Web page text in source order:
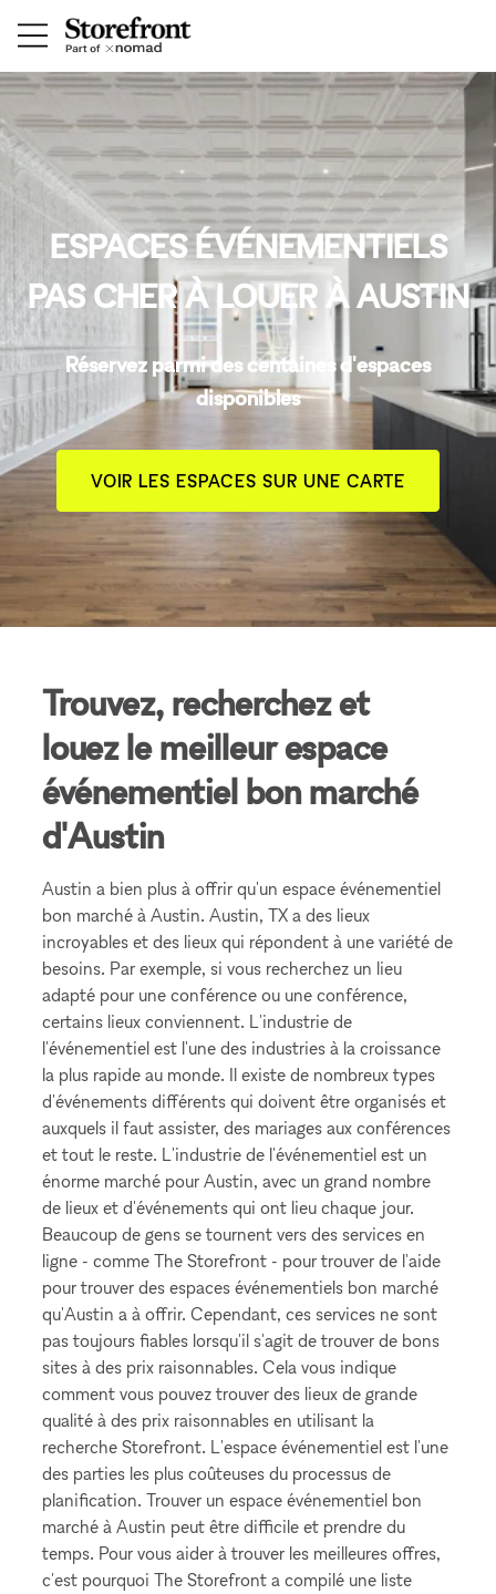
ESPACES ÉVÉNEMENTIELS
PAS CHER À LOUER À AUSTIN
Réservez parmi des centaines d'espaces
disponibles
VOIR LES ESPACES SUR UNE CARTE
Trouvez, recherchez et
louez le meilleur espace
événementiel bon marché
d'Austin
Austin a bien plus à offrir qu'un espace événementiel
bon marché à Austin. Austin, TX a des lieux
incroyables et des lieux qui répondent à une variété de
besoins. Par exemple, si vous recherchez un lieu
adapté pour une conférence ou une conférence,
certains lieux conviennent. L'industrie de
l'événementiel est l'une des industries à la croissance
la plus rapide au monde. Il existe de nombreux types
d'événements différents qui doivent être organisés et
auxquels il faut assister, des mariages aux conférences
et tout le reste. L'industrie de l'événementiel est un
énorme marché pour Austin, avec un grand nombre
de lieux et d'événements qui ont lieu chaque jour.
Beaucoup de gens se tournent vers des services en
ligne - comme The Storefront - pour trouver de l'aide
pour trouver des espaces événementiels bon marché
qu'Austin a à offrir. Cependant, ces services ne sont
pas toujours fiables lorsqu'il s'agit de trouver de bons
sites à des prix raisonnables. Cela vous indique
comment vous pouvez trouver des lieux de grande
qualité à des prix raisonnables en utilisant la
recherche Storefront. L'espace événementiel est l'une
des parties les plus coûteuses du processus de
planification. Trouver un espace événementiel bon
marché à Austin peut être difficile et prendre du
temps. Pour vous aider à trouver les meilleures offres,
c'est pourquoi The Storefront a compilé une liste